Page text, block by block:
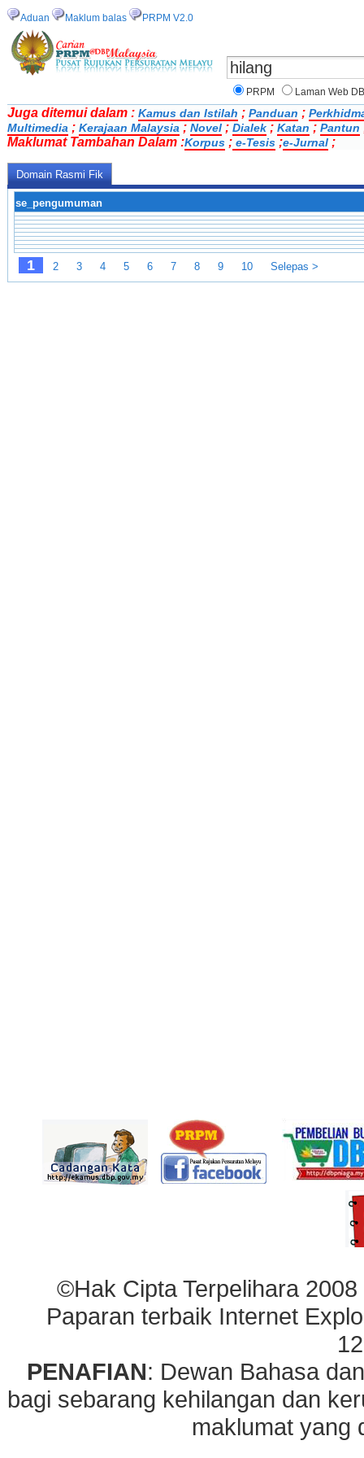
Aduan Maklum balas PRPM V2.0
PRPM Laman Web
Juga ditemui dalam : Kamus dan Istilah ; Panduan ;
Multimedia ; Kerajaan Malaysia ; Novel ; Dialek ; Katan ; Pantun
Maklumat Tambahan Dalam :Korpus ; e-Tesis ;e-Jurnal ;
Domain Rasmi Fik
se_pengumuman
1 2 3 4 5 6 7 8 9 10 Selepas >
©Hak Cipta Terpelihara
Paparan terbaik Internet
PENAFIAN: Dewan Bahasa
bagi sebarang kehilangan dan
maklumat yang